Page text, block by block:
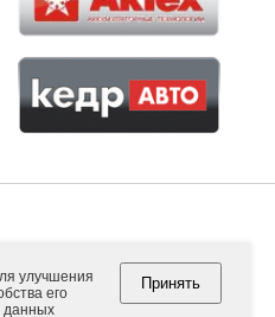
ООО "ВНЕШПОСЫЛТОРГ".
улучшения
его
данных
Принять